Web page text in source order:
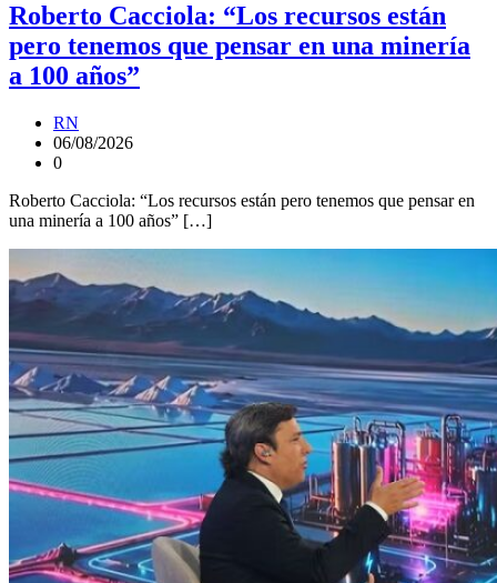
Roberto Cacciola: “Los recursos están
pero tenemos que pensar en una minería
a 100 años”
RN
06/08/2026
0
Roberto Cacciola: “Los recursos están pero tenemos que pensar en
una minería a 100 años” […]